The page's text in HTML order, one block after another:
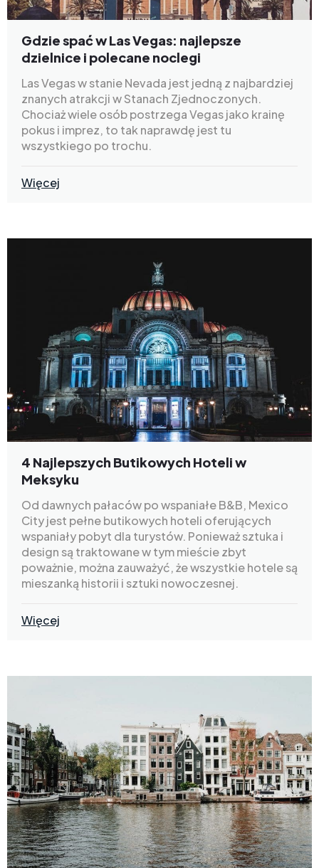
Gdzie spać w Las Vegas: najlepsze
dzielnice i polecane noclegi
Las Vegas w stanie Nevada jest jedną z najbardziej
znanych atrakcji w Stanach Zjednoczonych.
Chociaż wiele osób postrzega Vegas jako krainę
pokus i imprez, to tak naprawdę jest tu
wszystkiego po trochu.
Więcej
4 Najlepszych Butikowych Hoteli w
Meksyku
Od dawnych pałaców po wspaniałe B&B, Mexico
City jest pełne butikowych hoteli oferujących
wspaniały pobyt dla turystów. Ponieważ sztuka i
design są traktowane w tym mieście zbyt
poważnie, można zauważyć, że wszystkie hotele są
mieszanką historii i sztuki nowoczesnej.
Więcej